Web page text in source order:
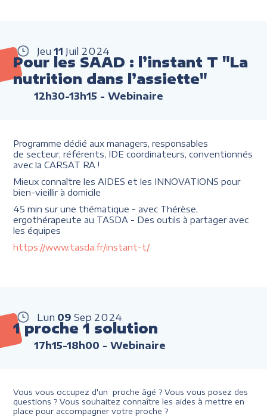
Jeu 11 Juil 2024
Pour les SAAD : l’instant T "La
nutrition dans l’assiette"
12h30-13h15 - Webinaire
Programme dédié aux managers, responsables
de secteur, référents, IDE coordinateurs, conventionnés
avec la CARSAT RA !
Mieux connaître les AIDES et les INNOVATIONS pour
bien-vieillir à domicile
45 min sur une thématique - avec Thérèse,
ergothérapeute au TASDA - Des outils à partager avec
les équipes
https://www.tasda.fr/instant-t/
Lun 09 Sep 2024
1 proche 1 solution
17h15-18h00 - Webinaire
Vous vous occupez d'un proche âgé ? Vous vous posez des
questions ? Vous souhaitez connaître les aides à mettre en
place pour accompagner votre proche ?